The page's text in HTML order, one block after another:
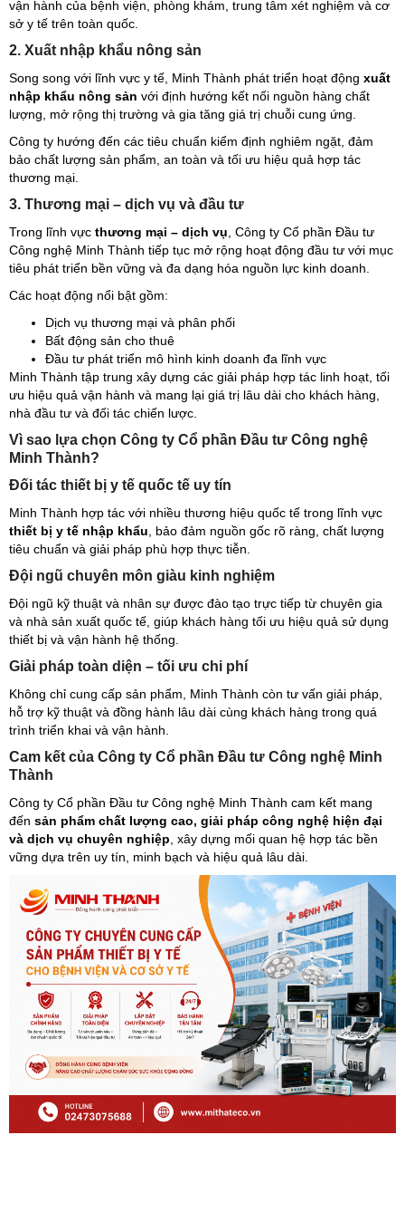
vận hành của bệnh viện, phòng khám, trung tâm xét nghiệm và cơ
sở y tế trên toàn quốc.
2. Xuất nhập khẩu nông sản
Song song với lĩnh vực y tế, Minh Thành phát triển hoạt động xuất
nhập khẩu nông sản với định hướng kết nối nguồn hàng chất
lượng, mở rộng thị trường và gia tăng giá trị chuỗi cung ứng.
Công ty hướng đến các tiêu chuẩn kiểm định nghiêm ngặt, đảm
bảo chất lượng sản phẩm, an toàn và tối ưu hiệu quả hợp tác
thương mại.
3. Thương mại – dịch vụ và đầu tư
Trong lĩnh vực thương mại – dịch vụ , Công ty Cổ phần Đầu tư
Công nghệ Minh Thành tiếp tục mở rộng hoạt động đầu tư với mục
tiêu phát triển bền vững và đa dạng hóa nguồn lực kinh doanh.
Các hoạt động nổi bật gồm:
Dịch vụ thương mại và phân phối
Bất động sản cho thuê
Đầu tư phát triển mô hình kinh doanh đa lĩnh vực
Minh Thành tập trung xây dựng các giải pháp hợp tác linh hoạt, tối
ưu hiệu quả vận hành và mang lại giá trị lâu dài cho khách hàng,
nhà đầu tư và đối tác chiến lược.
Vì sao lựa chọn Công ty Cổ phần Đầu tư Công nghệ
Minh Thành?
Đối tác thiết bị y tế quốc tế uy tín
Minh Thành hợp tác với nhiều thương hiệu quốc tế trong lĩnh vực
thiết bị y tế nhập khẩu , bảo đảm nguồn gốc rõ ràng, chất lượng
tiêu chuẩn và giải pháp phù hợp thực tiễn.
Đội ngũ chuyên môn giàu kinh nghiệm
Đội ngũ kỹ thuật và nhân sự được đào tạo trực tiếp từ chuyên gia
và nhà sản xuất quốc tế, giúp khách hàng tối ưu hiệu quả sử dụng
thiết bị và vận hành hệ thống.
Giải pháp toàn diện – tối ưu chi phí
Không chỉ cung cấp sản phẩm, Minh Thành còn tư vấn giải pháp,
hỗ trợ kỹ thuật và đồng hành lâu dài cùng khách hàng trong quá
trình triển khai và vận hành.
Cam kết của Công ty Cổ phần Đầu tư Công nghệ Minh
Thành
Công ty Cổ phần Đầu tư Công nghệ Minh Thành cam kết mang
đến sản phẩm chất lượng cao, giải pháp công nghệ hiện đại
và dịch vụ chuyên nghiệp , xây dựng mối quan hệ hợp tác bền
vững dựa trên uy tín, minh bạch và hiệu quả lâu dài.